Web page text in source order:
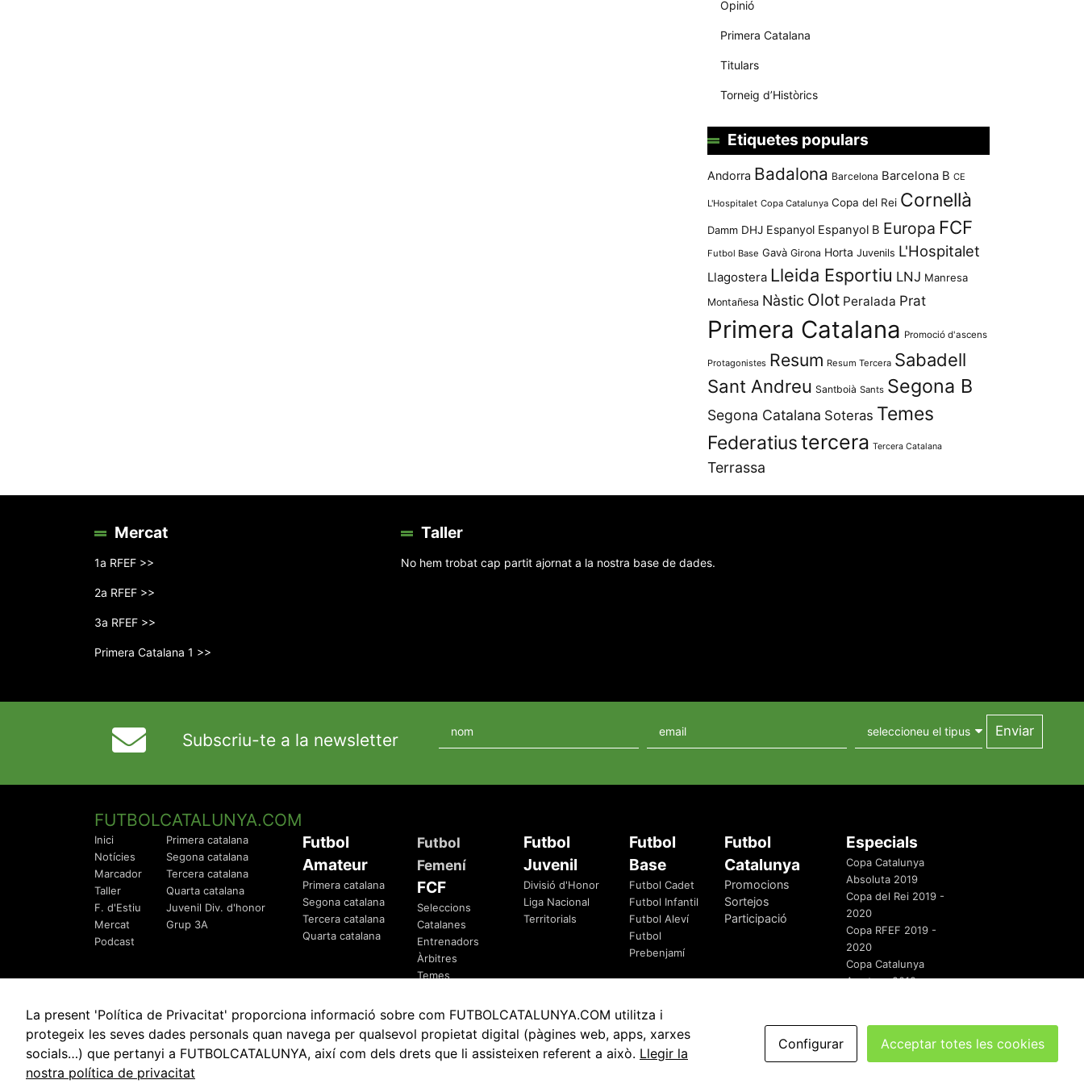
Opinió
Primera Catalana
Titulars
Torneig d’Històrics
Etiquetes populars
Andorra Badalona Barcelona Barcelona B CE
L'Hospitalet Copa Catalunya Copa del Rei Cornellà
Damm DHJ Espanyol Espanyol B Europa FCF
Futbol Base Gavà Girona Horta Juvenils L'Hospitalet
Llagostera Lleida Esportiu LNJ Manresa
Montañesa Nàstic Olot Peralada Prat
Primera Catalana Promoció d'ascens
Protagonistes Resum Resum Tercera Sabadell
Sant Andreu Santboià Sants Segona B
Segona Catalana Soteras Temes
Federatiustercera Tercera Catalana
Terrassa
Mercat
1a RFEF >>
2a RFEF >>
3a RFEF >>
Primera Catalana 1 >>
Taller
No hem trobat cap partit ajornat a la nostra base de dades.
Subscriu-te a la newsletter
FUTBOLCATALUNYA.COM
Inici
Notícies
Marcador
Taller
F. d'Estiu
Mercat
Podcast
Primera catalana
Segona catalana
Tercera catalana
Quarta catalana
Juvenil Div. d'honor
Grup 3A
Futbol
Amateur
Primera catalana
Segona catalana
Tercera catalana
Quarta catalana
Futbol
Femení
FCF
Seleccions
Catalanes
Entrenadors
Àrbitres
Temes
Futbol
Juvenil
Divisió d'Honor
Liga Nacional
Territorials
Futbol
Base
Futbol Cadet
Futbol Infantil
Futbol Aleví
Futbol
Prebenjamí
Futbol
Catalunya
Promocions
Sortejos
Participació
Especials
Copa Catalunya
Absoluta 2019
Copa del Rei 2019 -
2020
Copa RFEF 2019 -
2020
Copa Catalunya
Amateur 2019
© 2010 - 2026 FutbolCatalunya.com Avis Legal Política de Privacitat Política de Cookies redaccio@futbolcatalunya.com
La present 'Política de Privacitat' proporciona informació sobre com FUTBOLCATALUNYA.COM utilitza i
protegeix les seves dades personals quan navega per qualsevol propietat digital (pàgines web, apps, xarxes
socials…) que pertanyi a FUTBOLCATALUNYA, així com dels drets que li assisteixen referent a això. Llegir la
nostra política de privacitat
Configurar Acceptar totes les cookies